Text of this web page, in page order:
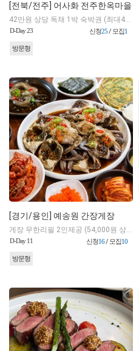
[전북/전주] 어사화 전주한옥마을
42만원 상당 독채 1박 숙박권 (최대4인-성인 2명,유아2명)
D-Day 23 신청25/ 모집1
방문형
[경기/용인] 예송원 간장게장
게장 무한리필 2인제공 (54,000원 상당)
D-Day 11 신청16/ 모집10
방문형